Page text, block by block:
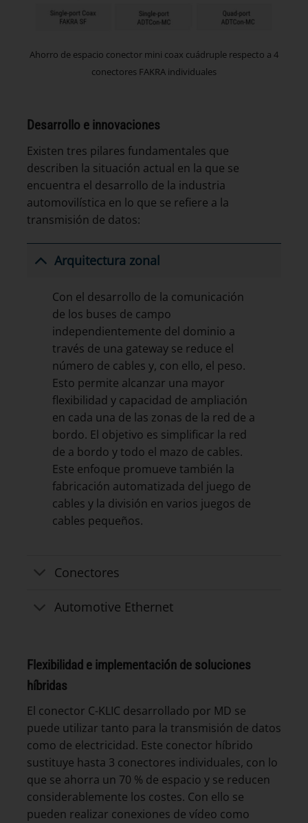
Ahorro de espacio conector mini coax cuádruple respecto a 4
conectores FAKRA individuales
Desarrollo e innovaciones
Existen tres pilares fundamentales que
describen la situación actual en la que se
encuentra el desarrollo de la industria
automovilística en lo que se refiere a la
transmisión de datos:
Arquitectura zonal
Con el desarrollo de la comunicación
de los buses de campo
independientemente del dominio a
través de una gateway se reduce el
número de cables y, con ello, el peso.
Esto permite alcanzar una mayor
flexibilidad y capacidad de ampliación
en cada una de las zonas de la red de a
bordo. El objetivo es simplificar la red
de a bordo y todo el mazo de cables.
Este enfoque promueve también la
fabricación automatizada del juego de
cables y la división en varios juegos de
cables pequeños.
Conectores
Automotive Ethernet
Flexibilidad e implementación de soluciones
híbridas
El conector C-KLIC desarrollado por MD se
puede utilizar tanto para la transmisión de datos
como de electricidad. Este conector híbrido
sustituye hasta 3 conectores individuales, con lo
que se ahorra un 70 % de espacio y se reducen
considerablemente los costes. Con ello se
pueden realizar conexiones de vídeo como